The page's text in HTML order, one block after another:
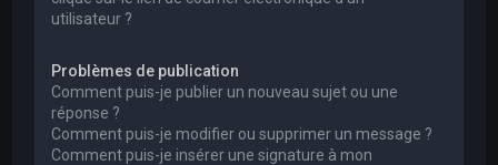
utilisateur ?
Problèmes de publication
Comment puis-je publier un nouveau sujet ou une
réponse ?
Comment puis-je modifier ou supprimer un message ?
Comment puis-je insérer une signature à mon